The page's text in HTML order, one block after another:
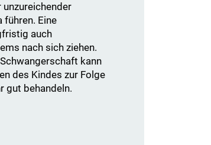
unzureichender
führen. Eine
auch
nach sich ziehen.
kann
des Kindes zur Folge
gut behandeln.